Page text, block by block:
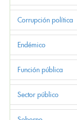
Corrupción política
Endémico
Función pública
Sector público